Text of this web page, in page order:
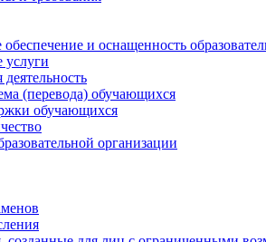
и оснащенность
услуги
(перевода) обучающихся
обучающихся
организации